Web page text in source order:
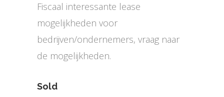
Fiscaal interessante lease
mogelijkheden voor
bedrijven/ondernemers, vraag naar
de mogelijkheden.
Sold